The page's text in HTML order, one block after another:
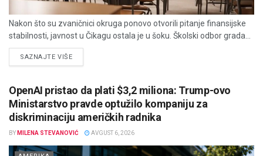
Nakon što su zvaničnici okruga ponovo otvorili pitanje finansijske
stabilnosti, javnost u Čikagu ostala je u šoku. Školski odbor grada...
SAZNAJTE VIŠEDETAILS
OpenAI pristao da plati $3,2 miliona: Trump-ovo
Ministarstvo pravde optužilo kompaniju za
diskriminaciju američkih radnika
BY MILENA STEVANOVIĆ AVGUST 6, 2026